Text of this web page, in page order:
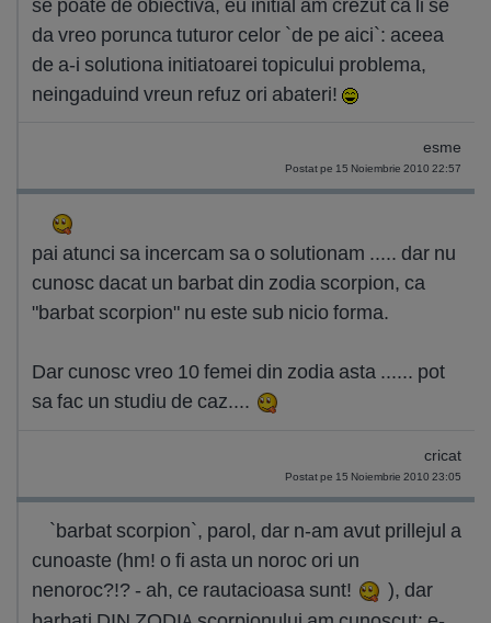
da vreo porunca tuturor celor `de pe aici`: aceea
de a-i solutiona initiatoarei topicului problema,
neingaduind vreun refuz ori abateri!
esme
Postat pe 15 Noiembrie 2010 22:57
pai atunci sa incercam sa o solutionam ..... dar nu
cunosc dacat un barbat din zodia scorpion, ca
"barbat scorpion" nu este sub nicio forma.
Dar cunosc vreo 10 femei din zodia asta ...... pot
sa fac un studiu de caz....
cricat
Postat pe 15 Noiembrie 2010 23:05
`barbat scorpion`, parol, dar n-am avut prillejul a
cunoaste (hm! o fi asta un noroc ori un
nenoroc?!? - ah, ce rautacioasa sunt!
), dar